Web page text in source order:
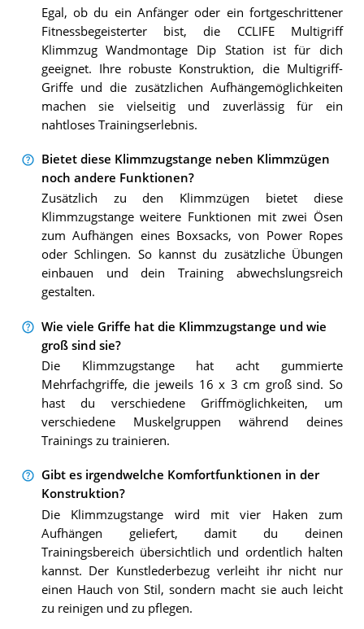
Egal, ob du ein Anfänger oder ein fortgeschrittener
Fitnessbegeisterter bist, die CCLIFE Multigriff
Klimmzug Wandmontage Dip Station ist für dich
geeignet. Ihre robuste Konstruktion, die Multigriff-
Griffe und die zusätzlichen Aufhängemöglichkeiten
machen sie vielseitig und zuverlässig für ein
nahtloses Trainingserlebnis.
Bietet diese Klimmzugstange neben Klimmzügen
noch andere Funktionen?
Zusätzlich zu den Klimmzügen bietet diese
Klimmzugstange weitere Funktionen mit zwei Ösen
zum Aufhängen eines Boxsacks, von Power Ropes
oder Schlingen. So kannst du zusätzliche Übungen
einbauen und dein Training abwechslungsreich
gestalten.
Wie viele Griffe hat die Klimmzugstange und wie
groß sind sie?
Die Klimmzugstange hat acht gummierte
Mehrfachgriffe, die jeweils 16 x 3 cm groß sind. So
hast du verschiedene Griffmöglichkeiten, um
verschiedene Muskelgruppen während deines
Trainings zu trainieren.
Gibt es irgendwelche Komfortfunktionen in der
Konstruktion?
Die Klimmzugstange wird mit vier Haken zum
Aufhängen geliefert, damit du deinen
Trainingsbereich übersichtlich und ordentlich halten
kannst. Der Kunstlederbezug verleiht ihr nicht nur
einen Hauch von Stil, sondern macht sie auch leicht
zu reinigen und zu pflegen.